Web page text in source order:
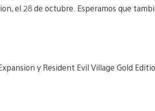
el 28 de octubre. Esperamos que
y Resident Evil Village Gold